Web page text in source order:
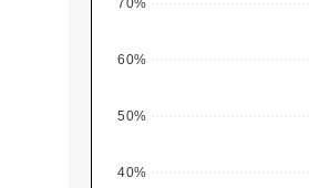
40%
50%
60%
70%